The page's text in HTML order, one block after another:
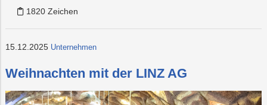
1820 Zeichen
15.12.2025 Unternehmen
Weihnachten mit der LINZ AG